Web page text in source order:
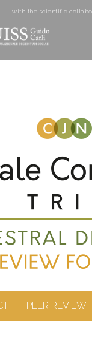
with the scientific
PEER REVIEW